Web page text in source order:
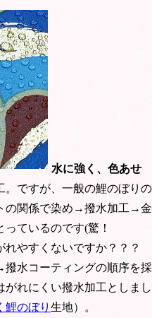
水に強く、色あせ
。ですが、一般の鯉のぼりの
の関係で染め→撥水加工→金
ているのです(驚！
やすくないですか？？？
水コーティングの順序を採
れにくい撥水加工としまし
鯉のぼり 生地）。